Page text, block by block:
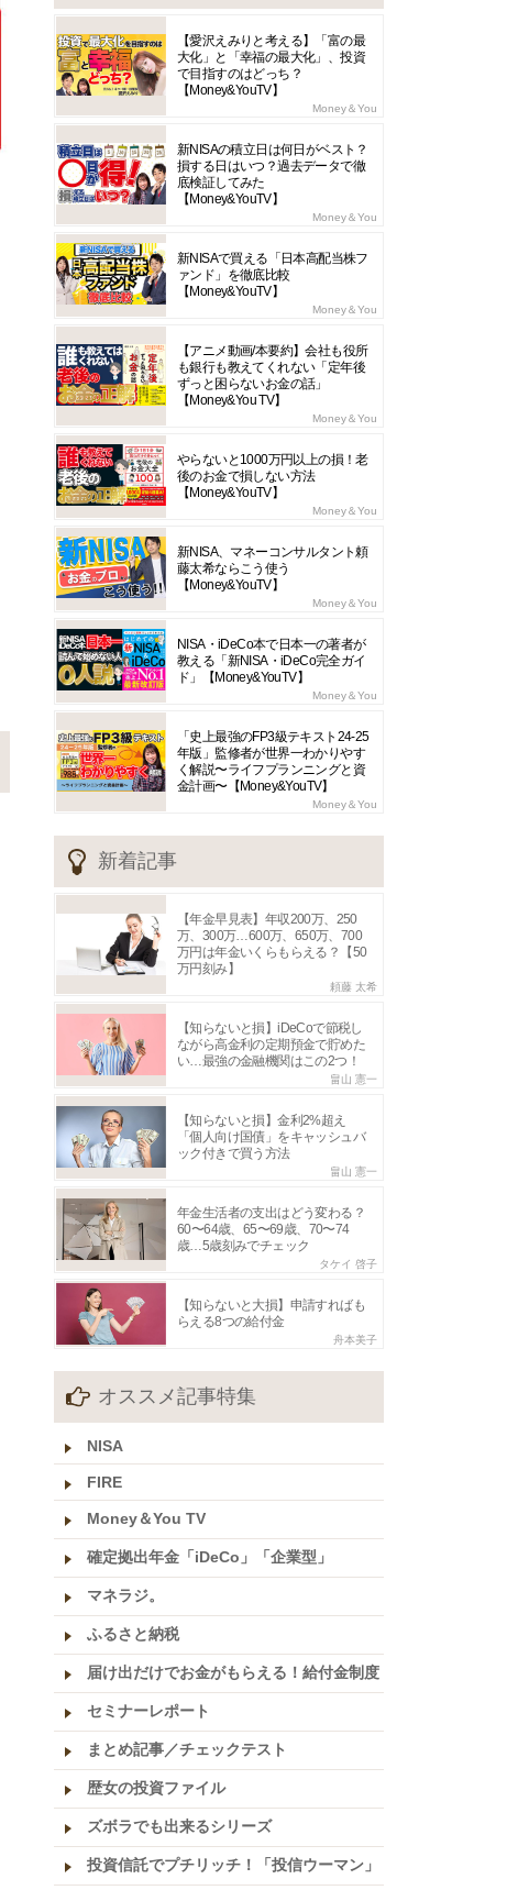
【愛沢えみりと考える】「富の最
大化」と「幸福の最大化」、投資
で目指すのはどっち？
【Money&YouTV】
Money＆You
新NISAの積立日は何日がベスト？
損する日はいつ？過去データで徹
底検証してみた
【Money&YouTV】
Money＆You
新NISAで買える「日本高配当株フ
ァンド」を徹底比較
【Money&YouTV】
Money＆You
【アニメ動画/本要約】会社も役所
も銀行も教えてくれない「定年後
ずっと困らないお金の話」
【Money&You TV】
Money＆You
やらないと1000万円以上の損！老
後のお金で損しない方法
【Money&YouTV】
Money＆You
新NISA、マネーコンサルタント頼
藤太希ならこう使う
【Money&YouTV】
Money＆You
NISA・iDeCo本で日本一の著者が
教える「新NISA・iDeCo完全ガイ
ド」【Money&YouTV】
Money＆You
「史上最強のFP3級テキスト24-25
年版」監修者が世界一わかりやす
く解説〜ライフプランニングと資
金計画〜【Money&YouTV】
Money＆You
新着記事
【年金早見表】年収200万、250
万、300万…600万、650万、700
万円は年金いくらもらえる？【50
万円刻み】
頼藤 太希
【知らないと損】iDeCoで節税し
ながら高金利の定期預金で貯めた
い…最強の金融機関はこの2つ！
畠山 憲一
【知らないと損】金利2%超え
「個人向け国債」をキャッシュバ
ック付きで買う方法
畠山 憲一
年金生活者の支出はどう変わる？
60〜64歳、65〜69歳、70〜74
歳…5歳刻みでチェック
タケイ 啓子
【知らないと大損】申請すればも
らえる8つの給付金
舟本美子
オススメ記事特集
NISA
FIRE
Money＆You TV
確定拠出年金「iDeCo」「企業型」
マネラジ。
ふるさと納税
届け出だけでお金がもらえる！給付金制度
セミナーレポート
まとめ記事／チェックテスト
歴女の投資ファイル
ズボラでも出来るシリーズ
投資信託でプチリッチ！「投信ウーマン」